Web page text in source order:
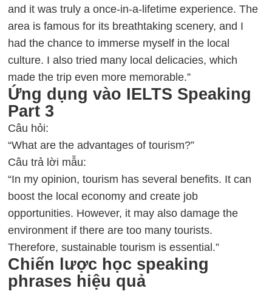
and it was truly a once-in-a-lifetime experience. The
area is famous for its breathtaking scenery, and I
had the chance to immerse myself in the local
culture. I also tried many local delicacies, which
made the trip even more memorable.”
Ứng dụng vào IELTS Speaking
Part 3
Câu hỏi:
“What are the advantages of tourism?”
Câu trả lời mẫu:
“In my opinion, tourism has several benefits. It can
boost the local economy and create job
opportunities. However, it may also damage the
environment if there are too many tourists.
Therefore, sustainable tourism is essential.”
Chiến lược học speaking
phrases hiệu quả